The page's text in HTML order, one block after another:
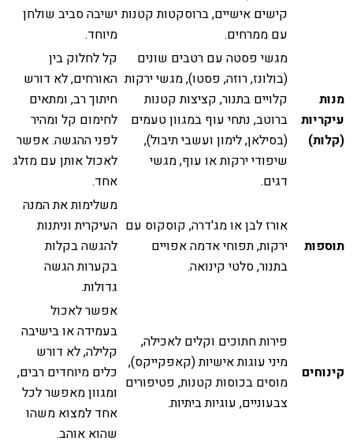
קישים אישיים, ברוסקטות קטנות
עם ממרחים.
ישיבה סביב שולחן
מיוחד.
מנות
עיקריות
(קלות)
מגשי פסטה עם רטבים שונים
(בולונז, רוזה, פסטו), מגשי ירקות
קלויים בתנור, קציצות קטנות
ברוטב, נתחי עוף במגוון טעמים
(בסילאן, לימון ועשבי תיבול),
שיפודי ירקות או עוף, מגשי
דגים.
קל לחלוק בין
האורחים, לא דורש
חיתוך רב, ומתאים
לחימום קל ומהיר
לפני ההגשה. אפשר
לאכול אותן עם מזלג
אחד.
תוספות
אורז לבן או מג'דרה, קוסקוס עם
ירקות, תפוחי אדמה אפויים
בתנור, סלטי קינואה.
משלימות את המנה
העיקרית וניתנות
להגשה בקלות
בקערות הגשה
גדולות.
קינוחים
פירות חתוכים וקלים לאכילה,
מיני עוגות אישיות (קאפקייקס),
מוסים בכוסות קטנות, פטיפורים
צבעוניים, עוגיות ביתיות.
אפשר לאכול
בעמידה או בישיבה
קלילה, לא דורש
כלים מיוחדים רבים,
ומגוון מאפשר לכל
אחד למצוא משהו
שהוא אוהב.